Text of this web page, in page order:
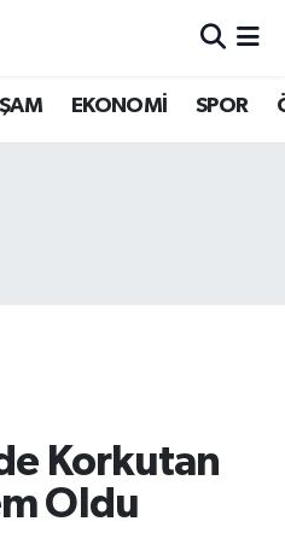
EKONOMİ SPOR
Korkutan
Oldu